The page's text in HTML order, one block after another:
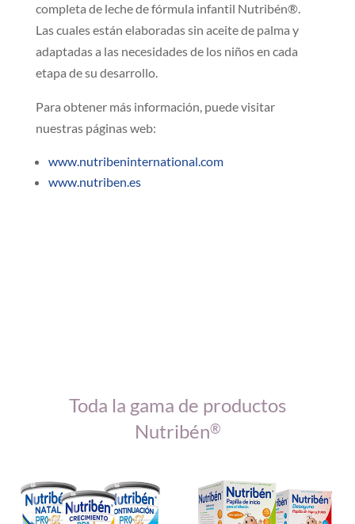
completa de leche de fórmula infantil Nutribén®.
Las cuales están elaboradas sin aceite de palma y
adaptadas a las necesidades de los niños en cada
etapa de su desarrollo.
Para obtener más información, puede visitar
nuestras páginas web:
www.nutribeninternational.com
www.nutriben.es
Toda la gama de productos
Nutribén®